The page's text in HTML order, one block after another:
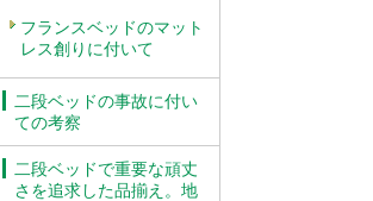
フランスベッドのマット
レス創りに付いて
二段ベッドの事故に付い
ての考察
二段ベッドで重要な頑丈
さを追求した品揃え。地